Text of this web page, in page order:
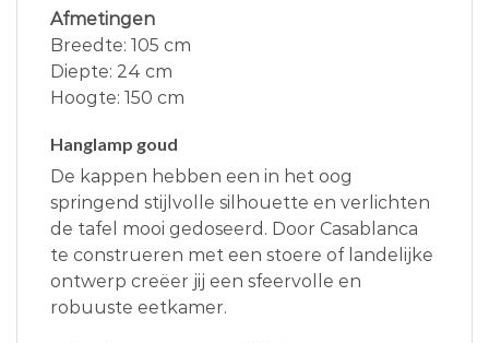
Afmetingen
Breedte: 105 cm
Diepte: 24 cm
Hoogte: 150 cm
Hanglamp goud
De kappen hebben een in het oog
springend stijlvolle silhouette en verlichten
de tafel mooi gedoseerd. Door Casablanca
te construeren met een stoere of landelijke
ontwerp creëer jij een sfeervolle en
robuuste eetkamer.